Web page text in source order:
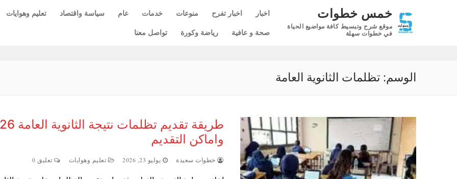
خمس خطوات
موقع شرح وتبسيط كافة مواضيع الحياة
في خطوات سهلة
اخبار اخبار تفرح منوعات خدمات عام سياسة واقتصاد تعليم وهوايات
صحة و عافية
رياضة وكورة تواصل معنا
الوسم: تظلمات الثانوية العامة
طريقة تقديم
واماكن التقديم
خطوات سعيدة يوليو 23, 2026 تعليم وهوايات تعليق 0